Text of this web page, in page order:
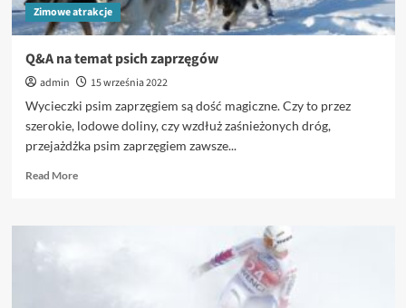
Zimowe atrakcje
Q&A na temat psich zaprzęgów
admin
15 września 2022
Wycieczki psim zaprzęgiem są dość magiczne. Czy to przez
szerokie, lodowe doliny, czy wzdłuż zaśnieżonych dróg,
przejażdżka psim zaprzęgiem zawsze...
Read MoreRead